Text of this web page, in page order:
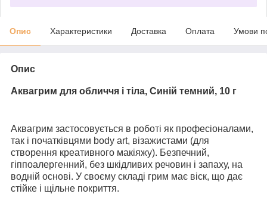
Опис Характеристики Доставка Оплата Умови
Опис
Аквагрим для обличчя і тіла, Синій темний, 10 г
Аквагрим застосовується в роботі як професіоналами,
так і початківцями body art, візажистами (для
створення креативного макіяжу). Безпечний,
гіппоалергенний, без шкідливих речовин і запаху, на
водній основі. У своєму складі грим має віск, що дає
стійке і щільне покриття.